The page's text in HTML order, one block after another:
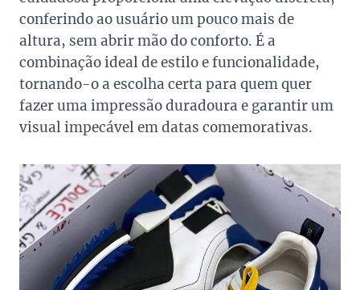
conferindo ao usuário um pouco mais de
altura, sem abrir mão do conforto. É a
combinação ideal de estilo e funcionalidade,
tornando-o a escolha certa para quem quer
fazer uma impressão duradoura e garantir um
visual impecável em datas comemorativas.